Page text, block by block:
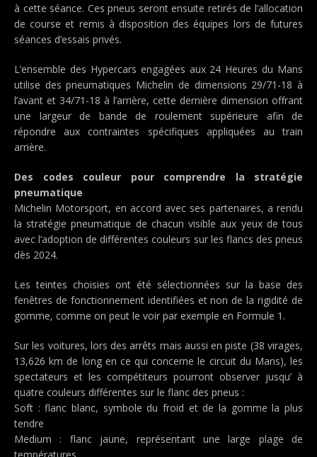
à cette séance. Ces pneus seront ensuite retirés de l’allocation
de course et remis à disposition des équipes lors de futures
séances d’essais privés.
L’ensemble des Hypercars engagées aux 24 Heures du Mans
utilise des pneumatiques Michelin de dimensions 29/71-18 à
l’avant et 34/71-18 à l’arrière, cette dernière dimension offrant
une largeur de bande de roulement supérieure afin de
répondre aux contraintes spécifiques appliquées au train
arrière.
Des codes couleur pour comprendre la stratégie
pneumatique
Michelin Motorsport, en accord avec ses partenaires, a rendu
la stratégie pneumatique de chacun visible aux yeux de tous
avec l’adoption de différentes couleurs sur les flancs des pneus
dès 2024.
Les teintes choisies ont été sélectionnées sur la base des
fenêtres de fonctionnement identifiées et non de la rigidité de
gomme, comme on peut le voir par exemple en Formule 1.
Sur les voitures, lors des arrêts mais aussi en piste (38 virages,
13,626 km de long en ce qui concerne le circuit du Mans), les
spectateurs et les compétiteurs pourront observer jusqu’ à
quatre couleurs différentes sur le flanc des pneus :
Soft : flanc blanc, symbole du froid et de la gomme la plus
tendre
Medium : flanc jaune, représentant une large plage de